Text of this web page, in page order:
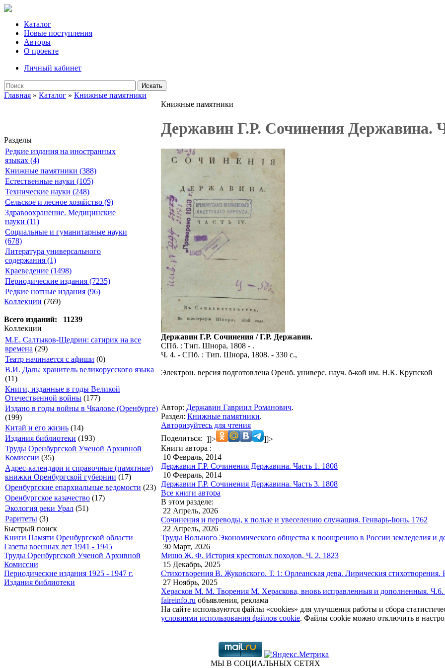
Каталог
Новые поступления
Авторы
О проекте
Личный кабинет
Искать
Главная » Каталог » Книжные памятники
Разделы
Редкие издания на иностранных
языках (4)
Книжные памятники (388)
Естественные науки (105)
Технические науки (248)
Сельское и лесное хозяйство (9)
Здравоохранение. Медицинские
науки (11)
Социальные и гуманитарные науки
(678)
Литература универсального
содержания (1)
Краеведение (1498)
Периодические издания (7235)
Редкие нотные издания (96)
Коллекции (769)
Всего изданий: 11239
Коллекции
М.Е. Салтыков-Щедрин: сатирик на все
времена (29)
Театр начинается с афиши (0)
В.И. Даль: хранитель великорусского языка
(11)
Книги, изданные в годы Великой
Отечественной войны (177)
Издано в годы войны в Чкалове (Оренбурге)
(199)
Китай и его жизнь (14)
Издания библиотеки (193)
Труды Оренбургской Ученой Архивной
Комиссии (35)
Адрес-календари и справочные (памятные)
книжки Оренбургской губернии (17)
Оренбургские епархиальные ведомости (23)
Оренбургское казачество (17)
Экология реки Урал (51)
Раритеты (3)
Быстрый поиск
Книги Памяти Оренбургской области
Газеты военных лет 1941 - 1945
Труды Оренбургской Ученой Архивной
Комиссии
Периодические издания 1925 - 1947 г.
Издания библиотеки
Книжные памятники
Державин Г.Р. Сочинения Державина.
Державин Г.Р. Сочинения / Г.Р. Державин.
СПб. : Тип. Шнора, 1808 - .
Ч. 4. - СПб. : Тип. Шнора, 1808. - 330 с.,
Электрон. версия подготовлена Оренб. универс. науч. б-кой им. Н.К. Крупской
Автор: Державин Гавриил Романович.
Раздел: Книжные памятники.
Авторизуйтесь для чтения
Поделиться: ]]>
]]>
Книги автора :
10 Февраль, 2014
Державин Г.Р. Сочинения Державина. Часть 1. 1808
10 Февраль, 2014
Державин Г.Р. Сочинения Державина. Часть 3. 1808
Все книги автора
В этом разделе:
22 Апрель, 2026
Сочинения и переводы, к пользе и увеселению служащия. Генварь-Iюнь. 1762
22 Апрель, 2026
Труды Вольного Экономического общества к поощрению в России земледелия и
30 Март, 2026
Мишо Ж. Ф. История крестовых походов. Ч. 2. 1823
15 Декабрь, 2025
Стихотворения В. Жуковского. Т. 1: Орлеанская дева. Лирическия
27 Ноябрь, 2025
Херасков М. М. Творения М. Хераскова, вновь исправленныя и дополненныя. Ч.6.
faireinfo.ru объявления, реклама
На сайте используются файлы «cookies» для улучшения работы и сбора
условиями использования файлов cookie. Файлы cookie можно отключить в
МЫ В СОЦИАЛЬНЫХ СЕТЯХ